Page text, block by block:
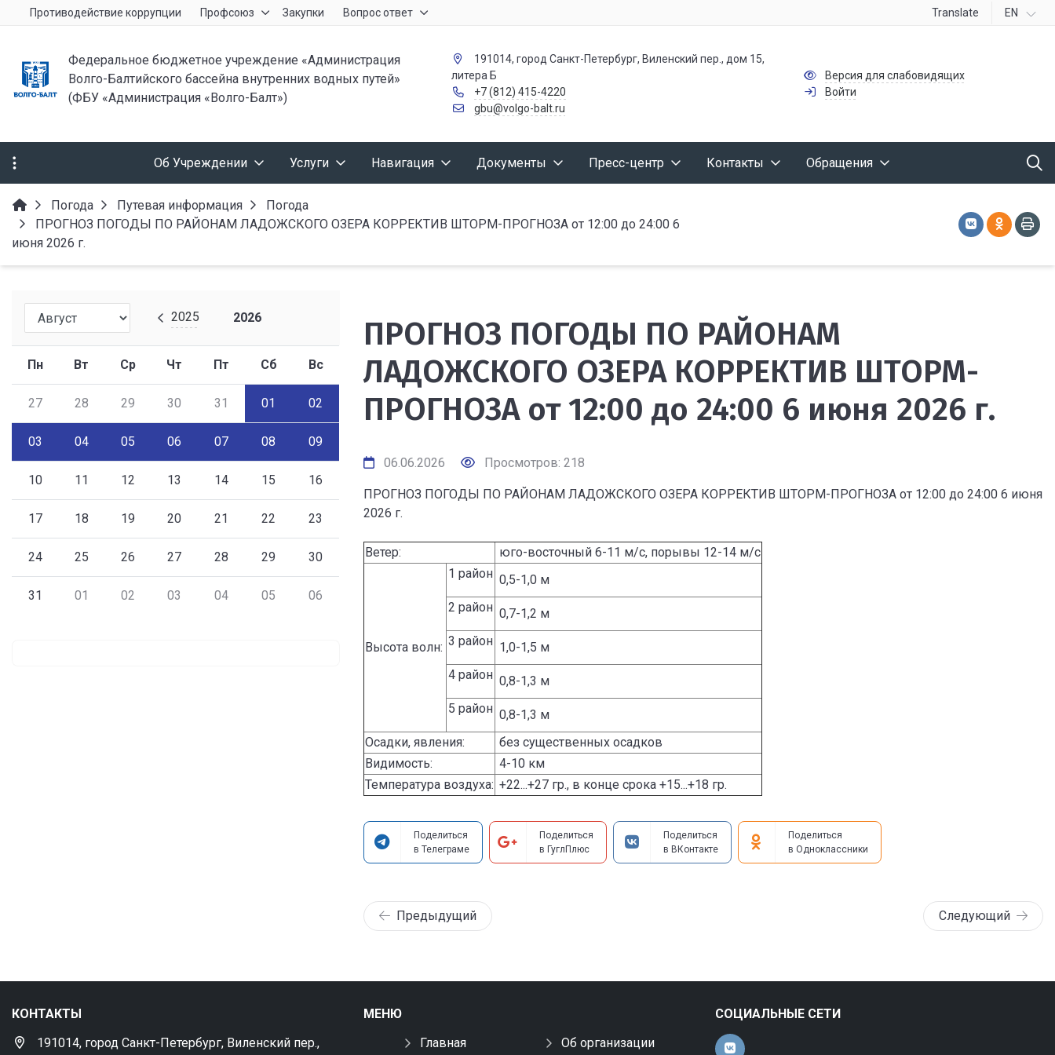
Противодействие коррупции Профсоюз Закупки Вопрос ответ Translate EN
Федеральное бюджетное учреждение «Администрация
Волго-Балтийского бассейна внутренних водных путей»
(ФБУ «Администрация «Волго-Балт»)
191014, город Санкт-Петербург, Виленский пер., дом 15,
литера Б
+7 (812) 415-4220
gbu@volgo-balt.ru
Версия для слабовидящих
Войти
Об Учреждении Услуги Навигация Документы Пресс-центр Контакты Обращения
Погода Путевая информация
Погода
ПРОГНОЗ ПОГОДЫ ПО РАЙОНАМ ЛАДОЖСКОГО ОЗЕРА КОРРЕКТИВ ШТОРМ-ПРОГНОЗА от 12:00 до 24:00 6
июня 2026 г.
2025 2026
Пн Вт Ср Чт Пт Сб Вс
27 28 29 30 31 01 02
03 04 05 06 07 08 09
10 11 12 13 14 15 16
17 18 19 20 21 22 23
24 25 26 27 28 29 30
31 01 02 03 04 05 06
ПРОГНОЗ ПОГОДЫ ПО РАЙОНАМ
ЛАДОЖСКОГО ОЗЕРА КОРРЕКТИВ ШТОРМ-
ПРОГНОЗА от 12:00 до 24:00 6 июня 2026 г.
06.06.2026 Просмотров: 218
ПРОГНОЗ ПОГОДЫ ПО РАЙОНАМ ЛАДОЖСКОГО ОЗЕРА КОРРЕКТИВ ШТОРМ-ПРОГНОЗА от 12:00 до 24:00 6 июня
2026 г.
Ветер: юго-восточный 6-11 м/с, порывы 12-14 м/с
Высота волн:
1 район 0,5-1,0 м
2 район 0,7-1,2 м
3 район 1,0-1,5 м
4 район 0,8-1,3 м
5 район 0,8-1,3 м
Осадки, явления:
без существенных осадков
Видимость:
4-10 км
Температура воздуха: +22...+27 гр., в конце срока +15...+18 гр.
Поделиться
в Телеграме
Поделиться
в ГуглПлюс
Поделиться
в ВКонтакте
Поделиться
в Одноклассники
Предыдущий Следующий
КОНТАКТЫ
191014, город Санкт-Петербург, Виленский пер.,
МЕНЮ
Главная
Об организации
СОЦИАЛЬНЫЕ СЕТИ